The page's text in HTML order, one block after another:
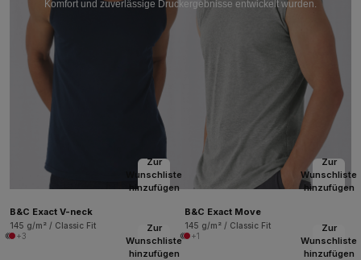
Komfort und zuverlässige Druckergebnisse entwickelt wurden.
Zur
Wunschliste
hinzufügen
B&C Exact V-neck
145 g/m² / Classic Fit
+3
Zur
Wunschliste
hinzufügen
B&C Exact Move
145 g/m² / Classic Fit
+1
Zur
Wunschliste
hinzufügen
Zur
Wunschliste
hinzufügen